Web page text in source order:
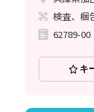
62789-00
キ